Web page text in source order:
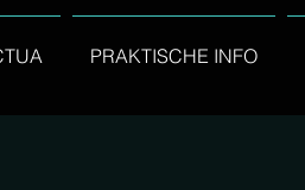
PRAKTISCHE INFO